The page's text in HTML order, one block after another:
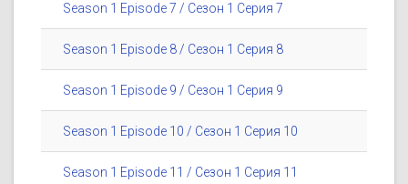
Season 1 Episode 7 / Сезон 1 Серия 7
Season 1 Episode 8 / Сезон 1 Серия 8
Season 1 Episode 9 / Сезон 1 Серия 9
Season 1 Episode 10 / Сезон 1 Серия 10
Season 1 Episode 11 / Сезон 1 Серия 11